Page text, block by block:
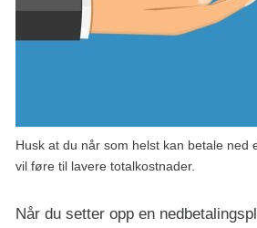
Husk at du når som helst kan betale ned
vil føre til lavere totalkostnader.
Når du setter opp en